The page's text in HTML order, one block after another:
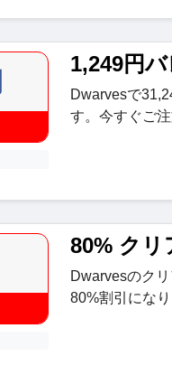
1,249円
Dwarvesで
す。今すぐご
80% クリ
Dwarvesのク
80%割引になり